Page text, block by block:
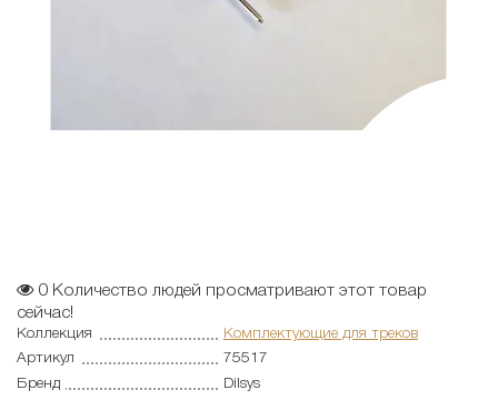
0 Количество людей просматривают этот товар
сейчас!
Коллекция
Комплектующие для треков
Артикул
75517
Бренд
Dilsys